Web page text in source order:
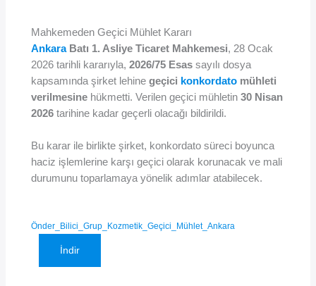
Mahkemeden Geçici Mühlet Kararı
Ankara Batı 1. Asliye Ticaret Mahkemesi, 28 Ocak
2026 tarihli kararıyla,2026/75 Esas sayılı dosya
kapsamında şirket lehinegeçici konkordato mühleti
verilmesine hükmetti. Verilen geçici mühletin30 Nisan
2026 tarihine kadar geçerli olacağı bildirildi.
Bu karar ile birlikte şirket, konkordato süreci boyunca
haciz işlemlerine karşı geçici olarak korunacak ve mali
durumunu toparlamaya yönelik adımlar atabilecek.
Önder_Bilici_Grup_Kozmetik_Geçici_Mühlet_Ankara
İndir